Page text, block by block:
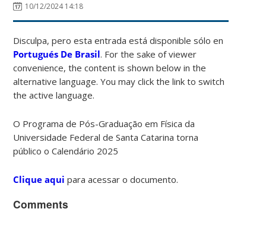
10/12/2024 14:18
Disculpa, pero esta entrada está disponible sólo en
Portugués De Brasil. For the sake of viewer
convenience, the content is shown below in the
alternative language. You may click the link to switch
the active language.
O Programa de Pós-Graduação em Física da
Universidade Federal de Santa Catarina torna
público o Calendário 2025
Clique aquipara acessar o documento.
Comments